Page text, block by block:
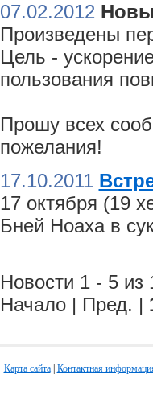
07.02.2012
Произведены
Цель -
пользования
Прошу всех
пожелания!
17.10.2011
17 октября (19
Бней Ноаха в
Новости 1 - 5 из
Начало | Пред. |
Карта сайта| Контактная